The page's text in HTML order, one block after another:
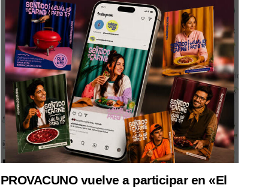
PROVACUNO vuelve a participar en «El